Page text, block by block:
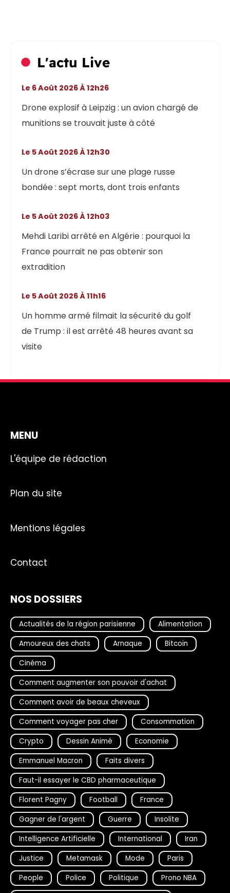
L'actu Live
Drone explosif à Leipzig : un avion chargé de
munitions se trouvait juste à côté
Le 6 Août 2026 À 12h26
Un drone s’écrase sur une plage russe
bondée : sept morts, dont trois enfants
Le 5 Août 2026 À 12h30
Mehdi Laribi arrêté en Algérie : pourquoi la
France pourrait ne pas obtenir son
extradition
Le 5 Août 2026 À 12h03
Un homme armé filmait la sécurité du golf
de Trump : il est arrêté 48 heures avant sa
visite
Le 5 Août 2026 À 11h16
MENU
L'équipe de rédaction
Plan du site
Mentions légales
Contact
NOS DOSSIERS
Actualités de la région parisienne
Alimentation
Amoureux des chats
Arnaque
Bitcoin
Cinéma
Comment augmenter son pouvoir d'achat
Comment avoir de beaux cheveux
Comment voyager pas cher
Consommation
Crypto
Dessin Animé
Economie
Emmanuel Macron
Faits divers
Faut-il essayer le CBD pharmaceutique
Florent Pagny
Football
France
Gagner de l'argent
Guerre
Insolite
Intelligence Artificielle
International
Iran
Justice
Metamask Mode
Paris
People
Police Politique
Prono NBA